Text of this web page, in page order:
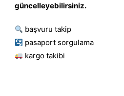
güncelleyebilirsiniz.
başvuru takip
pasaport sorgulama
kargo takibi